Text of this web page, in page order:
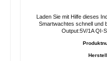
Laden Sie mit Hilfe dieses
Smartwachtes schnell und